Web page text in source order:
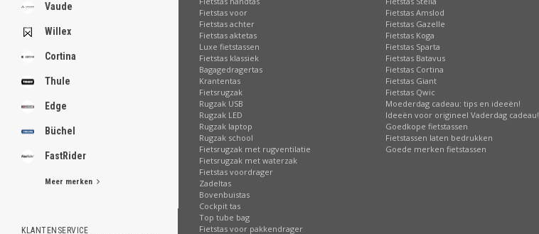
Vaude
Willex
Cortina
Thule
Edge
Büchel
FastRider
Meer merken
KLANTENSERVICE
.
.
.
Fietstas voor
Fietstas achter
Fietstas aktetas
Luxe fietstassen
Fietstas klassiek
Bagagedragertas
Krantentas
Fietsrugzak
Rugzak USB
Rugzak LED
Rugzak laptop
Rugzak school
Fietsrugzak met rugventilatie
Fietsrugzak met waterzak
Fietstas voordrager
Zadeltas
Bovenbuistas
Cockpit tas
Top tube bag
Fietstas voor pakkendrager
Fietstas Amslod
Fietstas Gazelle
Fietstas Koga
Fietstas Sparta
Fietstas Batavus
Fietstas Cortina
Fietstas Giant
Fietstas Qwic
Moederdag cadeau: tips en ideeën!
Ideeën voor origineel Vaderdag cadeau!
Goedkope fietstassen
Fietstassen laten bedrukken
Goede merken fietstassen